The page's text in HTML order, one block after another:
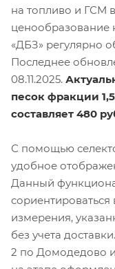
на топливо и ГСМ
ценообразование
«ДБЗ» регулярно
Последнее
08.11.2025.
песок фракции
составляет 480
С помощью
удобное
Данный
измерения,
без учета
2 по Домодедово